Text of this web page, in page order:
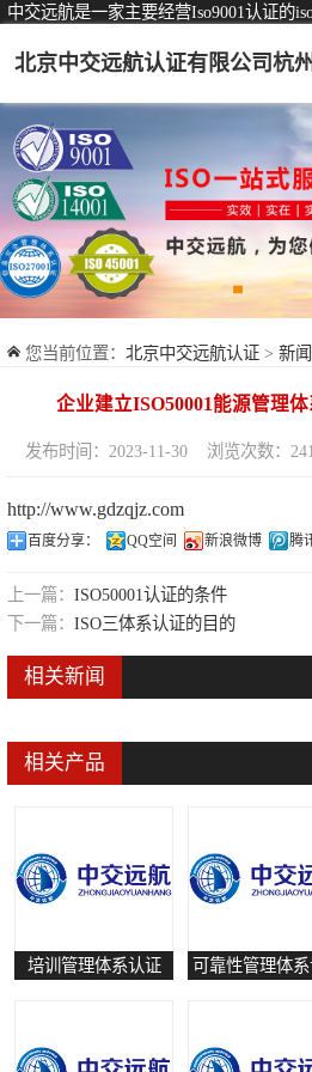
北京中交远航认证有限公司杭
您当前位置： 北京中交远航认证 > 新
企业建立ISO50001能源管理
发布时间：2023-11-30 浏览次数：
http://www.gdzqjz.com
百度分享： QQ空间 新浪微博 腾
上一篇： ISO50001认证的条件
下一篇： ISO三体系认证的目的
相关新闻
相关产品
培训管理体系认证 可靠性管理体
认证服务 可从事
交通运